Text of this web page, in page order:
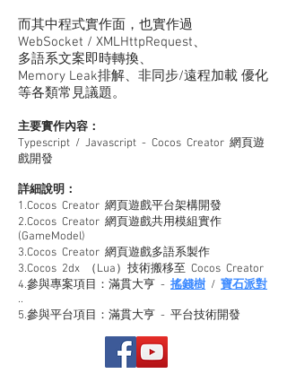
而其中程式實作面，也實作過
WebSocket / XMLHttpRequest、
多語系文案即時轉換、
Memory Leak排解、非同步/遠程加載 優化
等各類常見議題。
主要實作內容：
Typescript / Javascript - Cocos Creator 網頁遊
戲開發
詳細說明：
1.Cocos Creator 網頁遊戲平台架構開發
2.Cocos Creator 網頁遊戲共用模組實作
(GameModel)
3.Cocos Creator 網頁遊戲多語系製作
3.Cocos 2dx （Lua）技術搬移至 Cocos Creator
4.參與專案項目：滿貫大亨 - 搖錢樹 / 寶石派對
..
5.參與平台項目：滿貫大亨 - 平台技術開發